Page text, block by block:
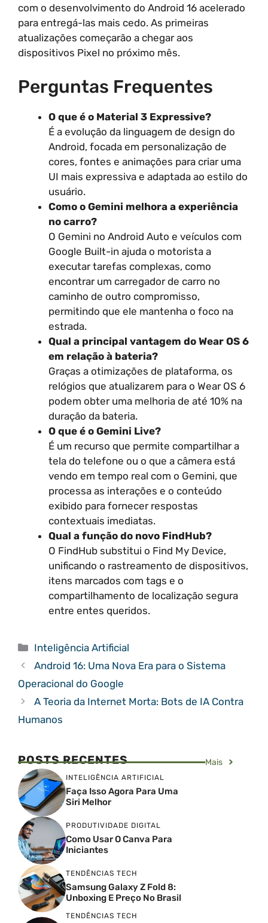
com o desenvolvimento do Android 16 acelerado
para entregá-las mais cedo. As primeiras
atualizações começarão a chegar aos
dispositivos Pixel no próximo mês.
Perguntas Frequentes
O que é o Material 3 Expressive?
É a evolução da linguagem de design do
Android, focada em personalização de
cores, fontes e animações para criar uma
UI mais expressiva e adaptada ao estilo do
usuário.
Como o Gemini melhora a experiência
no carro?
O Gemini no Android Auto e veículos com
Google Built-in ajuda o motorista a
executar tarefas complexas, como
encontrar um carregador de carro no
caminho de outro compromisso,
permitindo que ele mantenha o foco na
estrada.
Qual a principal vantagem do Wear OS 6
em relação à bateria?
Graças a otimizações de plataforma, os
relógios que atualizarem para o Wear OS 6
podem obter uma melhoria de até 10% na
duração da bateria.
O que é o Gemini Live?
É um recurso que permite compartilhar a
tela do telefone ou o que a câmera está
vendo em tempo real com o Gemini, que
processa as interações e o conteúdo
exibido para fornecer respostas
contextuais imediatas.
Qual a função do novo FindHub?
O FindHub substitui o Find My Device,
unificando o rastreamento de dispositivos,
itens marcados com tags e o
compartilhamento de localização segura
entre entes queridos.
Categorias
Inteligência Artificial
Android 16: Uma Nova Era para o Sistema
Operacional do Google
A Teoria da Internet Morta: Bots de IA Contra
Humanos
POSTS RECENTES Mais
INTELIGÊNCIA ARTIFICIAL
Faça Isso Agora Para Uma
Siri Melhor
PRODUTIVIDADE DIGITAL
Como Usar O Canva Para
Iniciantes
TENDÊNCIAS TECH
Samsung Galaxy Z Fold 8:
Unboxing E Preço No Brasil
TENDÊNCIAS TECH